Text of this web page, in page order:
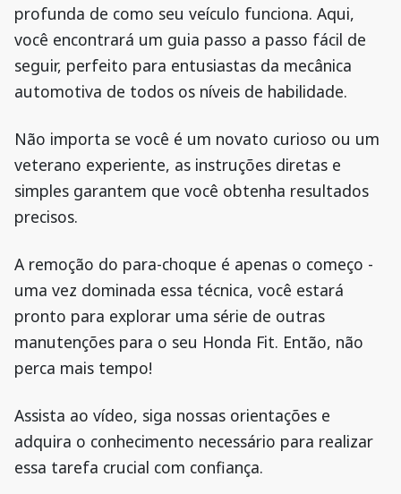
profunda de como seu veículo funciona. Aqui,
você encontrará um guia passo a passo fácil de
seguir, perfeito para entusiastas da mecânica
automotiva de todos os níveis de habilidade.
Não importa se você é um novato curioso ou um
veterano experiente, as instruções diretas e
simples garantem que você obtenha resultados
precisos.
A remoção do para-choque é apenas o começo -
uma vez dominada essa técnica, você estará
pronto para explorar uma série de outras
manutenções para o seu Honda Fit. Então, não
perca mais tempo!
Assista ao vídeo, siga nossas orientações e
adquira o conhecimento necessário para realizar
essa tarefa crucial com confiança.